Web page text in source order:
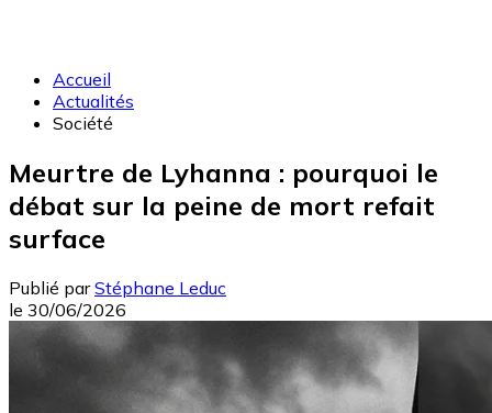
Accueil
Actualités
Société
Meurtre de Lyhanna : pourquoi le
débat sur la peine de mort refait
surface
Publié par Stéphane Leduc
le 30/06/2026